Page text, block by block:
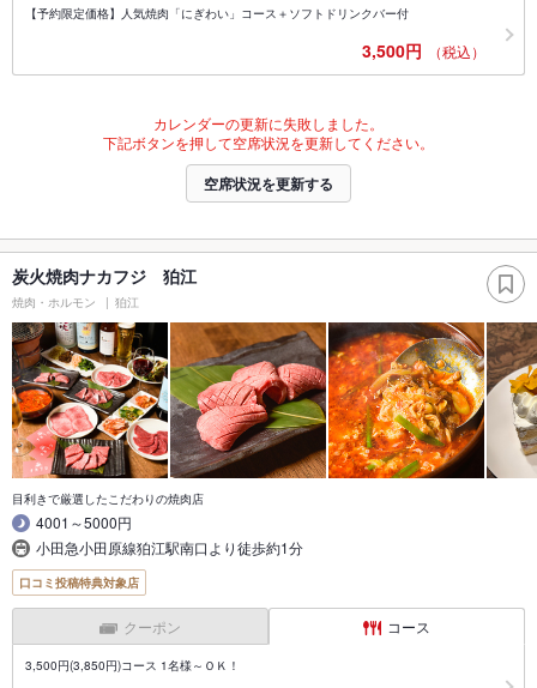
【予約限定価格】人気焼肉「にぎわい」コース＋ソフトドリンクバー付
3,500円 （税込）
カレンダーの更新に失敗しました。
下記ボタンを押して空席状況を更新してください。
空席状況を更新する
炭火焼肉ナカフジ 狛江
焼肉・ホルモン 狛江
目利きで厳選したこだわりの焼肉店
4001～5000円
小田急小田原線狛江駅南口より徒歩約1分
口コミ投稿特典対象店
クーポン コース
3,500円(3,850円)コース 1名様～ＯＫ！